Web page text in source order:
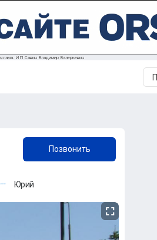
ИП Савин Владимир Валерьевич
Позвонить
Юрий